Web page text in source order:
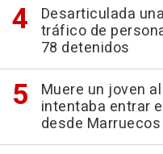
Desarticulada
tráfico de
78 detenidos
Muere un joven
intentaba entrar
desde Marruecos